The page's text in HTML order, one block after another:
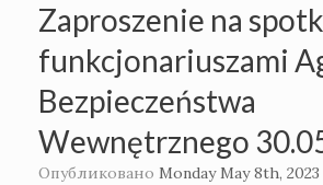
Zaproszenie na
funkcjonariuszami
Bezpieczeństwa
Wewnętrznego
Опубликовано Monday May 8th, 2023